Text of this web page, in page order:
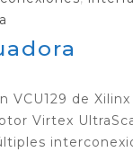
VCU129 de
Virtex